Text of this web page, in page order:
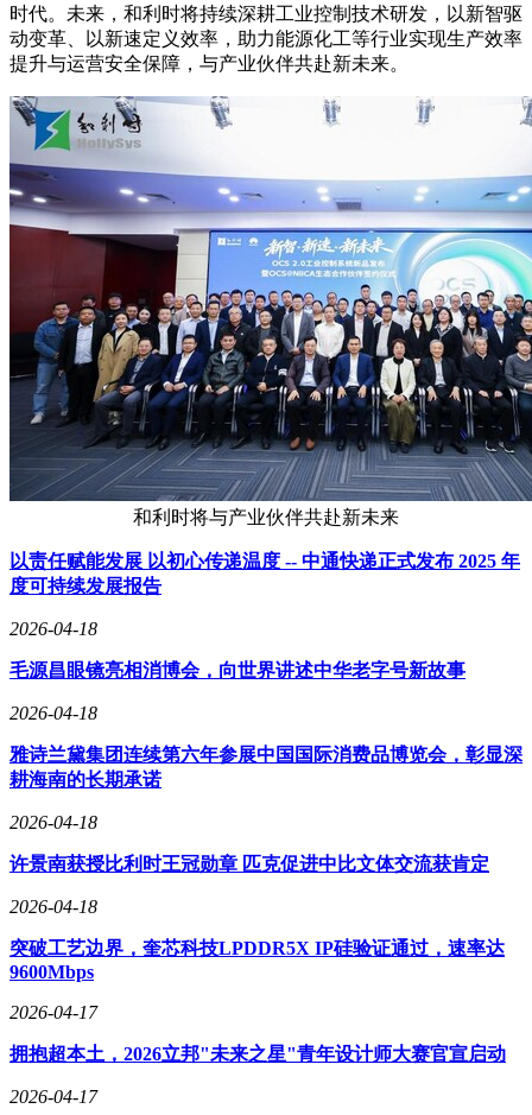
时代。未来，和利时将持续深耕工业控制技术研发，以新智驱
动变革、以新速定义效率，助力能源化工等行业实现生产效率
提升与运营安全保障，与产业伙伴共赴新未来。
和利时将与产业伙伴共赴新未来
以责任赋能发展 以初心传递温度 -- 中通快递正式发布 2025 年
度可持续发展报告
2026-04-18
毛源昌眼镜亮相消博会，向世界讲述中华老字号新故事
2026-04-18
雅诗兰黛集团连续第六年参展中国国际消费品博览会，彰显深
耕海南的长期承诺
2026-04-18
许景南获授比利时王冠勋章 匹克促进中比文体交流获肯定
2026-04-18
突破工艺边界，奎芯科技LPDDR5X IP硅验证通过，速率达
9600Mbps
2026-04-17
拥抱超本土，2026立邦"未来之星"青年设计师大赛官宣启动
2026-04-17